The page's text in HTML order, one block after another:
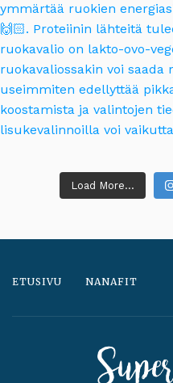
Load More...
ETUSIVU NANAFIT